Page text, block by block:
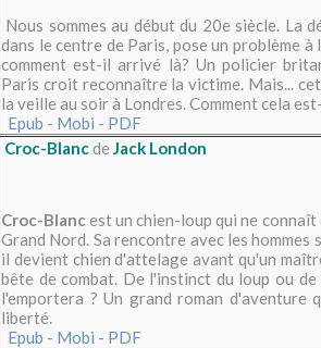
Nous sommes au début du 20e siècle. La
dans le centre de Paris, pose un problème
comment est-il arrivé là? Un policier
Paris croit reconnaître la victime. Mais...
la veille au soir à Londres. Comment cela
Epub - Mobi - PDF
Croc-Blancde Jack London
Croc-Blancest un chien-loup qui ne connaît
Grand Nord. Sa rencontre avec les hommes
il devient chien d'attelage avant qu'un
bête de combat. De l'instinct du loup ou de
l'emportera ? Un grand roman d'aventure
liberté.
Epub - Mobi - PDF